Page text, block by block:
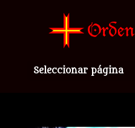
Seleccionar página